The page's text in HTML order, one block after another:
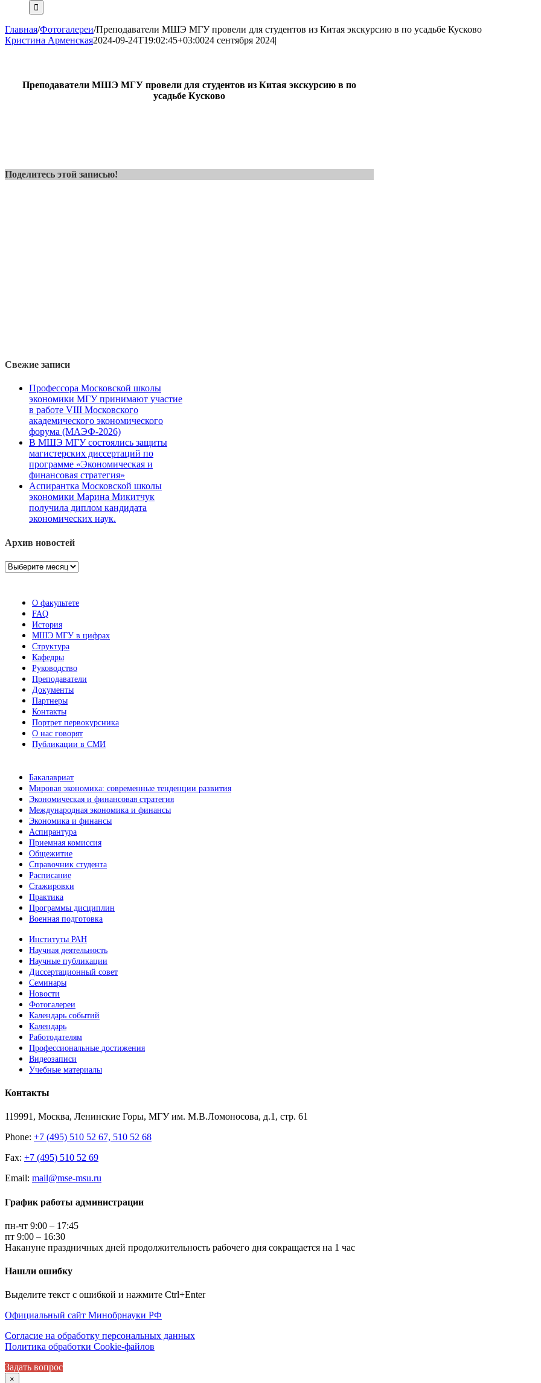
поиска:
Главная/Фотогалереи/Преподаватели МШЭ МГУ провели для студентов из Китая экскурсию в по усадьбе Кусково
Кристина Арменская2024-09-24T19:02:45+03:0024 сентября 2024|
Преподаватели МШЭ МГУ провели для студентов из Китая экскурсию в по
усадьбе Кусково
Поделитесь этой записью!
Свежие записи
Профессора Московской школы
экономики МГУ принимают участие
в работе VIII Московского
академического экономического
форума (МАЭФ-2026)
В МШЭ МГУ состоялись защиты
магистерских диссертаций по
программе «Экономическая и
финансовая стратегия»
Аспирантка Московской школы
экономики Марина Микитчук
получила диплом кандидата
экономических наук.
Архив новостей
Архив
О факультете
FAQ
История
МШЭ МГУ в цифрах
Структура
Кафедры
Руководство
Преподаватели
Документы
Партнеры
Контакты
Портрет первокурсника
О нас говорят
Публикации в СМИ
Бакалавриат
Мировая экономика: современные тенденции развития
Экономическая и финансовая стратегия
Международная экономика и финансы
Экономика и финансы
Аспирантура
Приемная комиссия
Общежитие
Справочник студента
Расписание
Стажировки
Практика
Программы дисциплин
Военная подготовка
Институты РАН
Научная деятельность
Научные публикации
Диссертационный совет
Семинары
Новости
Фотогалереи
Календарь событий
Календарь
Работодателям
Профессиональные достижения
Видеозаписи
Учебные материалы
Контакты
119991, Москва, Ленинские Горы, МГУ им. М.В.Ломоносова, д.1, стр. 61
Phone: +7 (495) 510 52 67, 510 52 68
Fax: +7 (495) 510 52 69
Email: mail@mse-msu.ru
График работы администрации
пн-чт 9:00 – 17:45
пт 9:00 – 16:30
Накануне праздничных дней продолжительность рабочего дня сокращается на 1 час
Нашли ошибку
Выделите текст с ошибкой и нажмите Ctrl+Enter
Официальный сайт Минобрнауки РФ
Согласие на обработку персональных данных
Политика обработки Cookie-файлов
Задать вопрос
×